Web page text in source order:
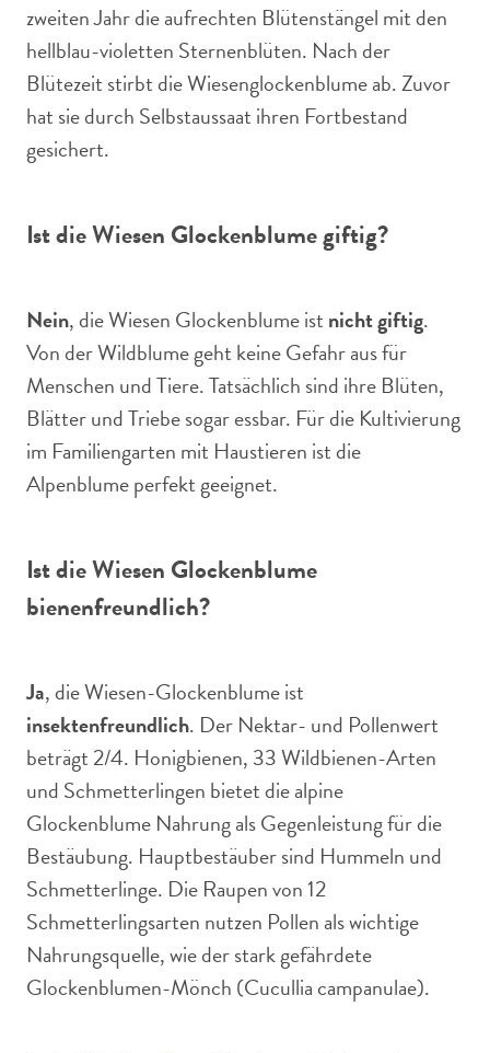
zweiten Jahr die aufrechten Blütenstängel mit den
hellblau-violetten Sternenblüten. Nach der
Blütezeit stirbt die Wiesenglockenblume ab. Zuvor
hat sie durch Selbstaussaat ihren Fortbestand
gesichert.
Ist die Wiesen Glockenblume giftig?
Nein, die Wiesen Glockenblume ist nicht giftig.
Von der Wildblume geht keine Gefahr aus für
Menschen und Tiere. Tatsächlich sind ihre Blüten,
Blätter und Triebe sogar essbar. Für die Kultivierung
im Familiengarten mit Haustieren ist die
Alpenblume perfekt geeignet.
Ist die Wiesen Glockenblume
bienenfreundlich?
Ja, die Wiesen-Glockenblume ist
insektenfreundlich. Der Nektar- und Pollenwert
beträgt 2/4. Honigbienen, 33 Wildbienen-Arten
und Schmetterlingen bietet die alpine
Glockenblume Nahrung als Gegenleistung für die
Bestäubung. Hauptbestäuber sind Hummeln und
Schmetterlinge. Die Raupen von 12
Schmetterlingsarten nutzen Pollen als wichtige
Nahrungsquelle, wie der stark gefährdete
Glockenblumen-Mönch (Cucullia campanulae).